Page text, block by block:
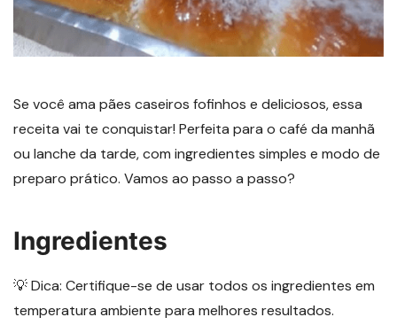
Se você ama pães caseiros fofinhos e deliciosos, essa
receita vai te conquistar! Perfeita para o café da manhã
ou lanche da tarde, com ingredientes simples e modo de
preparo prático. Vamos ao passo a passo?
Ingredientes
💡 Dica: Certifique-se de usar todos os ingredientes em
temperatura ambiente para melhores resultados.